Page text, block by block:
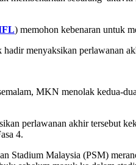
) memohon kebenaran untuk
menyaksikan perlawanan
MKN menolak kedua-
perlawanan akhir tersebut
4.
Stadium Malaysia (PSM)